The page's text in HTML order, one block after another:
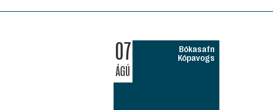
07
ÁGÚ
Bókasafn
Kópavogs